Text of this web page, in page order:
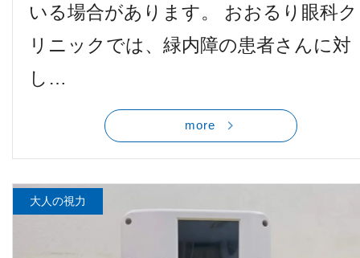
いる場合があります。 おおるり眼科ク
リニックでは、緑内障の患者さんに対
し…
more
大人の視力